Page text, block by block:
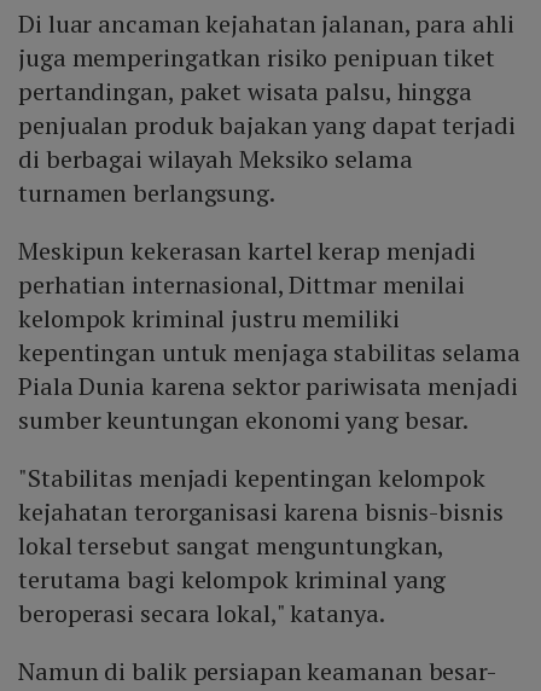
Di luar ancaman kejahatan jalanan, para ahli
juga memperingatkan risiko penipuan tiket
pertandingan, paket wisata palsu, hingga
penjualan produk bajakan yang dapat terjadi
di berbagai wilayah Meksiko selama
turnamen berlangsung.
Meskipun kekerasan kartel kerap menjadi
perhatian internasional, Dittmar menilai
kelompok kriminal justru memiliki
kepentingan untuk menjaga stabilitas selama
Piala Dunia karena sektor pariwisata menjadi
sumber keuntungan ekonomi yang besar.
"Stabilitas menjadi kepentingan kelompok
kejahatan terorganisasi karena bisnis-bisnis
lokal tersebut sangat menguntungkan,
terutama bagi kelompok kriminal yang
beroperasi secara lokal," katanya.
Namun di balik persiapan keamanan besar-